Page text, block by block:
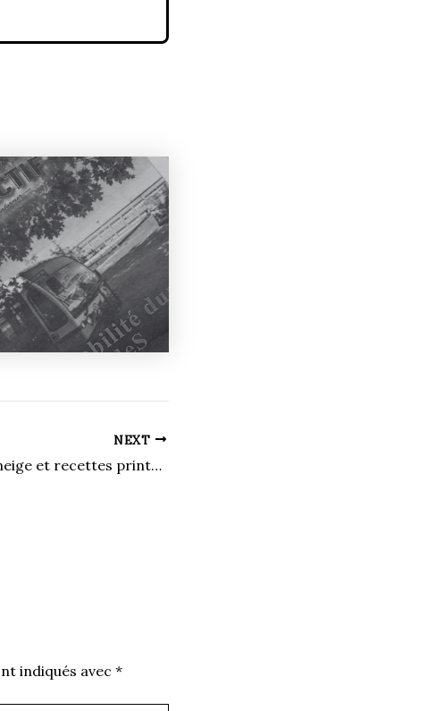
NEXT
Au menu : neige et recettes printanières
indiqués avec *